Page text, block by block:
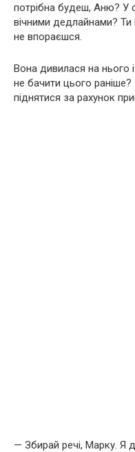
потрібна будеш, Аню? У
вічними дедлайнами?
не впораєшся.
Вона дивилася на нього
не бачити цього
піднятися за рахунок
— Збирай речі, Марку. Я